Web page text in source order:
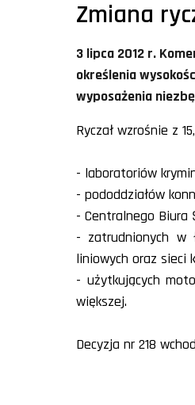
Zmiana
3 lipca 2012 r.
określenia
wyposażenia
Ryczał wzrośnie z
- laboratoriów
- pododdziałów
- Centralnego Biura
- zatrudnionych w
liniowych oraz sieci
- użytkujących
większej.
Decyzja nr 218